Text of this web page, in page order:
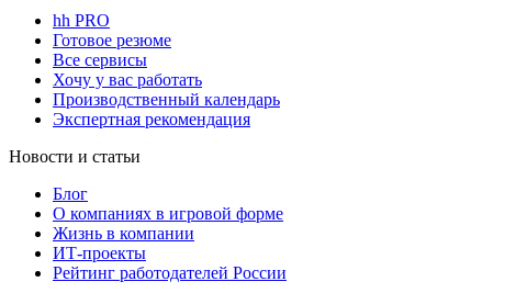
hh PRO
Готовое резюме
Все сервисы
Хочу у вас работать
Производственный календарь
Экспертная рекомендация
Новости и статьи
Блог
О компаниях в игровой форме
Жизнь в компании
ИТ-проекты
Рейтинг работодателей России